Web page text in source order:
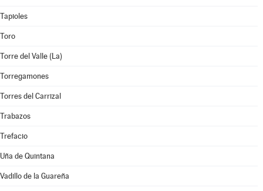
Tapioles
Toro
Torre del Valle (La)
Torregamones
Torres del Carrizal
Trabazos
Trefacio
Uña de Quintana
Vadillo de la Guareña